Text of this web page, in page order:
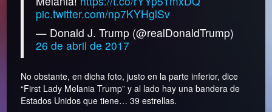
pic.twitter.com/np7KYHglSv
— Donald J. Trump (@realDonaldTrump)
26 de abril de 2017
No obstante, en dicha foto, justo en la parte inferior, dice
“First Lady Melania Trump” y al lado hay una bandera de
Estados Unidos que tiene… 39 estrellas.